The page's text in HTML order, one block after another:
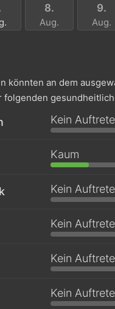
8.
Aug.
9.
Aug.
könnten an dem
folgenden
Kein
Kaum
Kein
Kein
Kein
Kein